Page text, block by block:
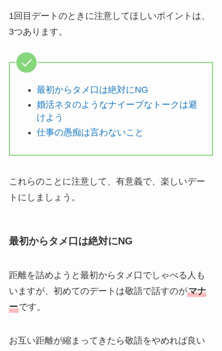
1回目デートのときに注意してほしいポイントは、
3つあります。
最初からタメ口は絶対にNG
婚活ネタのようなナイーブなトークは避
けよう
仕事の愚痴は言わないこと
これらのことに注意して、有意義で、楽しいデー
トにしましょう。
最初からタメ口は絶対にNG
距離を詰めようと最初からタメ口でしゃべる人も
いますが、初めてのデートは敬語で話すのがマナ
ーです。
お互い距離が縮まってきたら敬語をやめれば良い